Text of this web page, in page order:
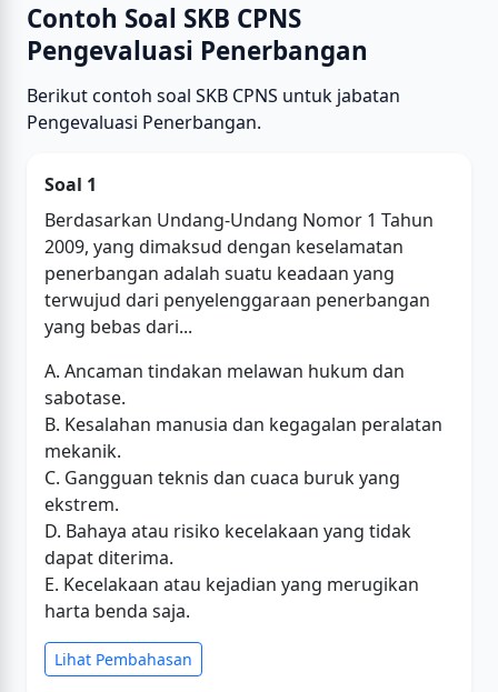
Contoh Soal SKB CPNS
Pengevaluasi Penerbangan
Berikut contoh soal SKB CPNS untuk jabatan
Pengevaluasi Penerbangan.
Soal 1
Berdasarkan Undang-Undang Nomor 1 Tahun
2009, yang dimaksud dengan keselamatan
penerbangan adalah suatu keadaan yang
terwujud dari penyelenggaraan penerbangan
yang bebas dari...
A. Ancaman tindakan melawan hukum dan
sabotase.
B. Kesalahan manusia dan kegagalan peralatan
mekanik.
C. Gangguan teknis dan cuaca buruk yang
ekstrem.
D. Bahaya atau risiko kecelakaan yang tidak
dapat diterima.
E. Kecelakaan atau kejadian yang merugikan
harta benda saja.
Lihat Pembahasan